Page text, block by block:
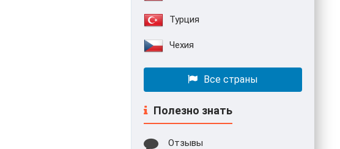
Турция
Чехия
Все страны
Полезно знать
Отзывы